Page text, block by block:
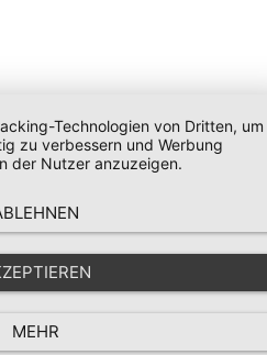
Technologien von Dritten, um
zu verbessern und Werbung
der Nutzer anzuzeigen.
MEHR